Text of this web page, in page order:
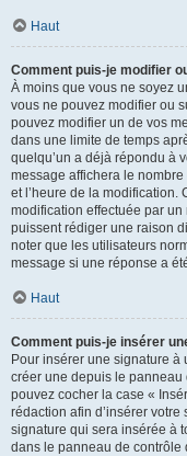
Haut
Comment puis-je modifier
À moins que vous ne soyez
vous ne pouvez modifier ou
pouvez modifier un de vos
dans une limite de temps
quelqu’un a déjà répondu à
message affichera le
et l’heure de la modification.
modification effectuée par
puissent rédiger une raison
noter que les utilisateurs
message si une réponse a
Haut
Comment puis-je insérer
Pour insérer une signature à
créer une depuis le panneau
pouvez cocher la case «
rédaction afin d’insérer
signature qui sera insérée à
dans le panneau de contrôle